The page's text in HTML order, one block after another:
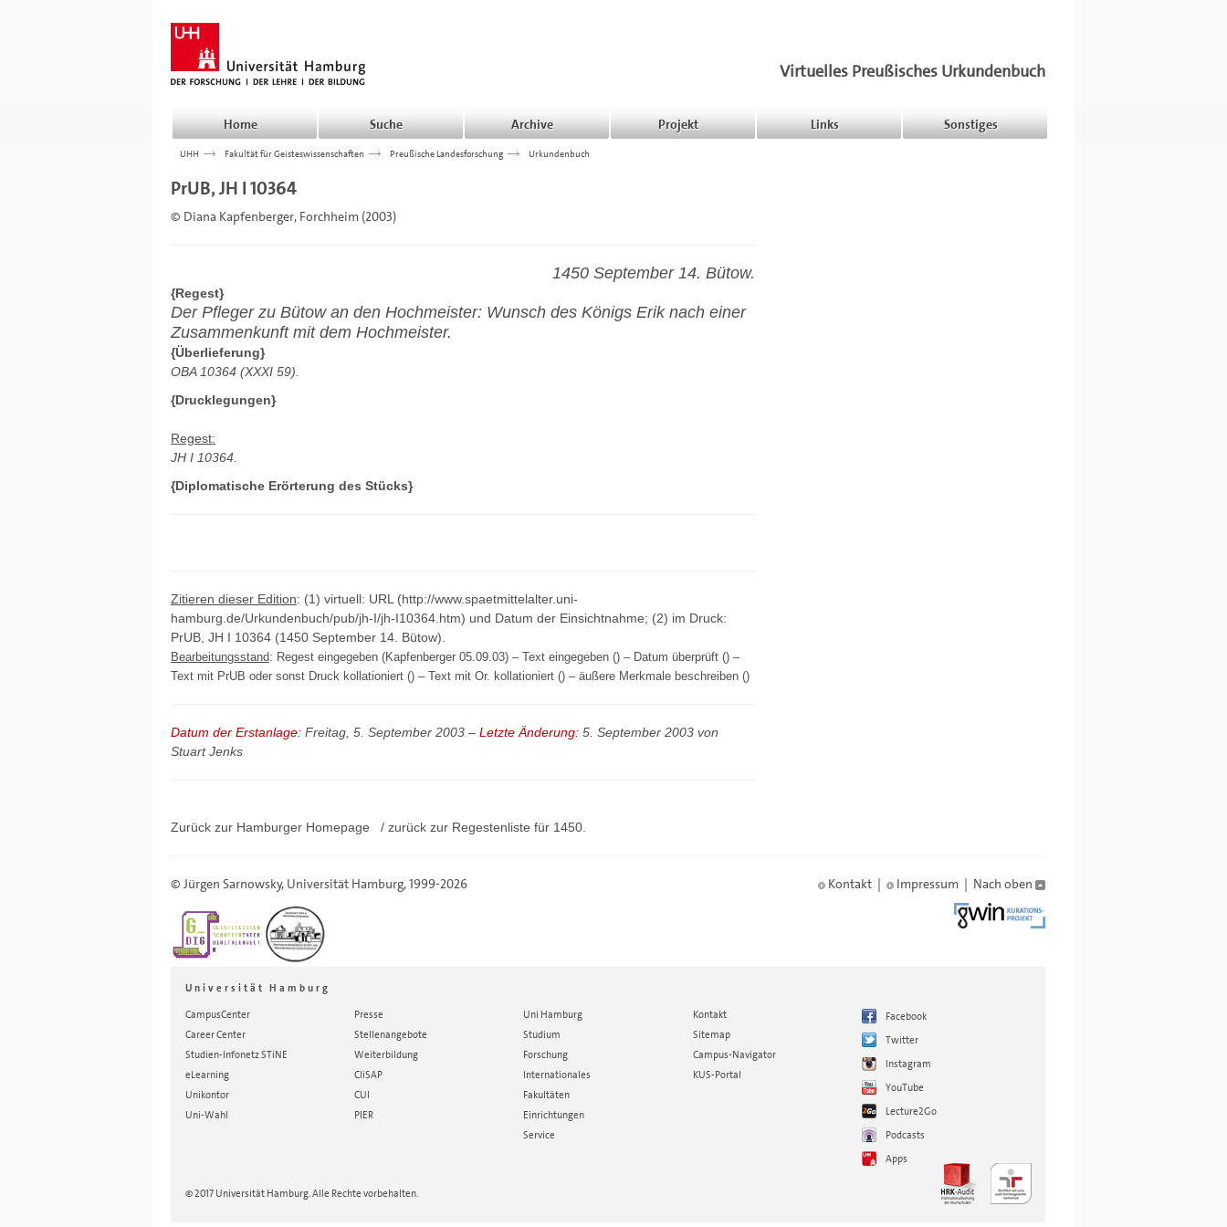
Virtuelles Preußisches Urkundenbuch
Home Suche Archive Projekt Links Sonstiges
UHH >>> Fakultät für Geisteswissenschaften >>> Preußische Landesforschung >>> Urkundenbuch
PrUB, JH I 10364
© Diana Kapfenberger, Forchheim (2003)
1450 September 14. Bütow.
{Regest}
Der Pfleger zu Bütow an den Hochmeister: Wunsch des Königs Erik nach einer
Zusammenkunft mit dem Hochmeister.
{Überlieferung}
OBA 10364 (XXXI 59).
{Drucklegungen}
Regest:
JH I 10364.
{Diplomatische Erörterung des Stücks}
Zitieren dieser Edition: (1) virtuell: URL (http://www.spaetmittelalter.uni-
hamburg.de/Urkundenbuch/pub/jh-I/jh-I10364.htm) und Datum der Einsichtnahme; (2) im Druck:
PrUB, JH I 10364 (1450 September 14. Bütow).
Bearbeitungsstand: Regest eingegeben (Kapfenberger 05.09.03) – Text eingegeben () – Datum überprüft () –
Text mit PrUB oder sonst Druck kollationiert () – Text mit Or. kollationiert () – äußere Merkmale beschreiben ()
Datum der Erstanlage: Freitag, 5. September 2003 – Letzte Änderung: 5. September 2003 von
Stuart Jenks
Zurück zur Hamburger Homepage / zurück zur Regestenliste für 1450.
© Jürgen Sarnowsky, Universität Hamburg, 1999-2026 Kontakt | Impressum | Nach oben